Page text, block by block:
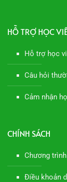
HỖ TRỢ HỌC
Hỗ trợ học
Câu hỏi
Cảm nhận
CHÍNH SÁCH
Chương
Điều khoản